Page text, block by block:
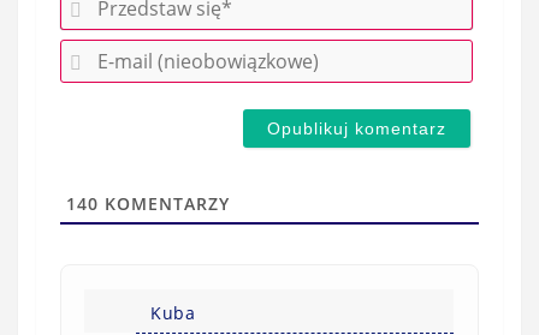
r
e
w
E
-
(
140 KOMENTARZY
Kuba